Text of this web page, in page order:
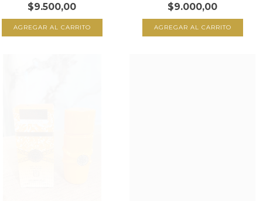
$9.500,00
AGREGAR AL CARRITO
$9.000,00
AGREGAR AL CARRITO